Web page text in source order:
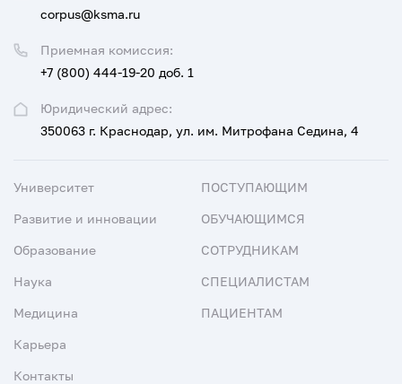
Юридический адрес:
350063 г. Краснодар, ул. им. Митрофана Седина, 4
Приемная комиссия:
+7 (800) 444-19-20 доб. 1
corpus@ksma.ru
Университет
Развитие и инновации
Образование
Наука
Медицина
Карьера
Контакты
ПОСТУПАЮЩИМ
ОБУЧАЮЩИМСЯ
СОТРУДНИКАМ
СПЕЦИАЛИСТАМ
ПАЦИЕНТАМ